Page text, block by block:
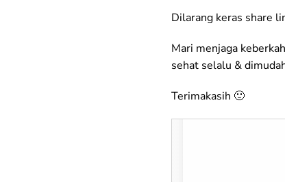
Dilarang keras share
Mari menjaga
sehat selalu &
Terimakasih 🙂